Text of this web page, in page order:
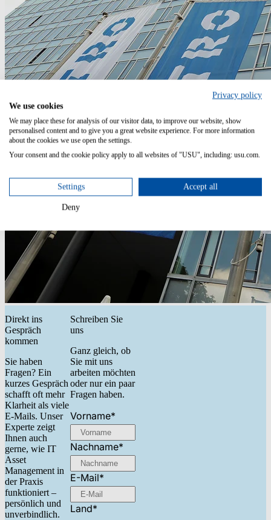
Direkt ins
Gespräch
kommen
Sie haben
Fragen? Ein
kurzes Gespräch
schafft oft mehr
Klarheit als viele
E-Mails. Unser
Experte zeigt
Ihnen auch
gerne, wie IT
Asset
Management in
der Praxis
funktioniert –
persönlich und
unverbindlich.
Schreiben Sie
uns
Ganz gleich, ob
Sie mit uns
arbeiten möchten
oder nur ein paar
Fragen haben.
Vorname*
Nachname*
E-Mail*
Land*
Privacy policy
We use cookies
We may place these for analysis of our visitor data, to improve our website, show
personalised content and to give you a great website experience. For more information
about the cookies we use open the settings.
Your consent and the cookie policy apply to all websites of "USU", including: usu.com.
Settings Accept all
Deny